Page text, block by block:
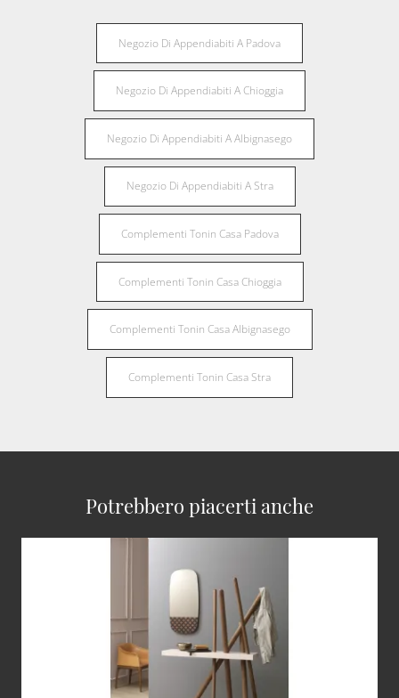
Negozio Di Appendiabiti A Padova
Negozio Di Appendiabiti A Chioggia
Negozio Di Appendiabiti A Albignasego
Negozio Di Appendiabiti A Stra
Complementi Tonin Casa Padova
Complementi Tonin Casa Chioggia
Complementi Tonin Casa Albignasego
Complementi Tonin Casa Stra
Potrebbero piacerti anche